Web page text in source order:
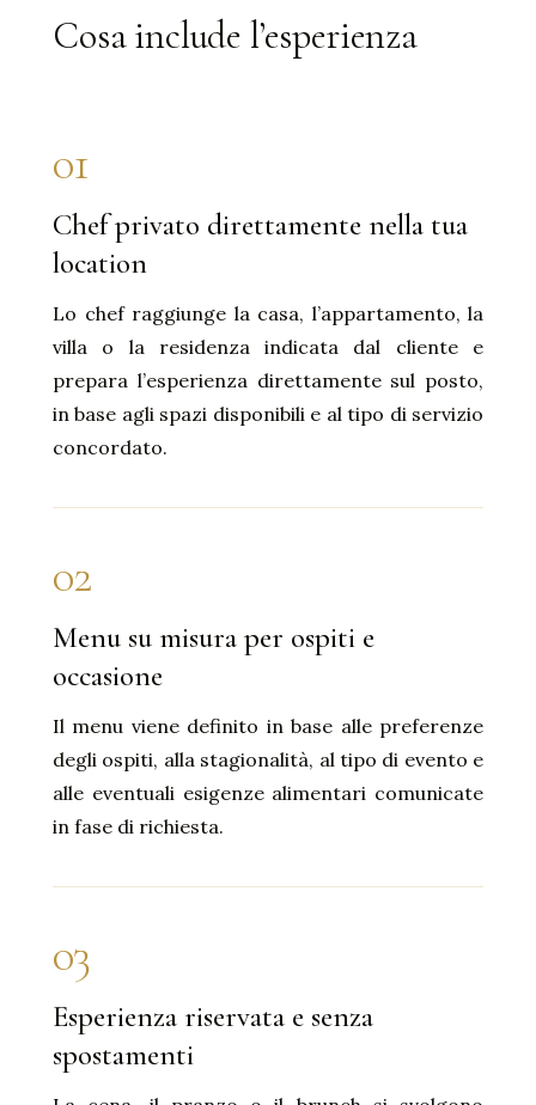
Cosa include l’esperienza
01
Chef privato direttamente nella tua
location
Lo chef raggiunge la casa, l’appartamento, la
villa o la residenza indicata dal cliente e
prepara l’esperienza direttamente sul posto,
in base agli spazi disponibili e al tipo di servizio
concordato.
02
Menu su misura per ospiti e
occasione
Il menu viene definito in base alle preferenze
degli ospiti, alla stagionalità, al tipo di evento e
alle eventuali esigenze alimentari comunicate
in fase di richiesta.
03
Esperienza riservata e senza
spostamenti